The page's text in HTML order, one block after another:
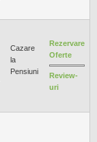
Cazare
la
Pensiuni
Rezervare
Oferte
Review-
uri